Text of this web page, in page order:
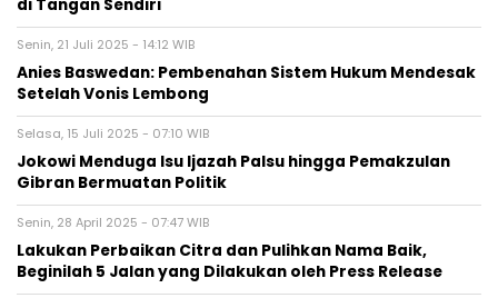
di Tangan Sendiri
Senin, 21 Juli 2025 - 14:12 WIB
Anies Baswedan: Pembenahan Sistem Hukum Mendesak
Setelah Vonis Lembong
Selasa, 15 Juli 2025 - 07:10 WIB
Jokowi Menduga Isu Ijazah Palsu hingga Pemakzulan
Gibran Bermuatan Politik
Senin, 28 April 2025 - 07:47 WIB
Lakukan Perbaikan Citra dan Pulihkan Nama Baik,
Beginilah 5 Jalan yang Dilakukan oleh Press Release